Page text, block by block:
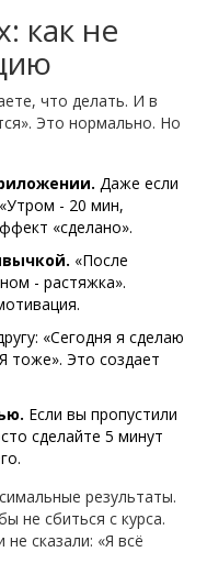
как не
что делать. И в
Это нормально. Но
Даже если
- 20 мин,
«сделано».
«После
- растяжка».
«Сегодня я сделаю
тоже». Это создает
Если вы пропустили
сделайте 5 минут
результаты.
не сбиться с курса.
сказали: «Я всё